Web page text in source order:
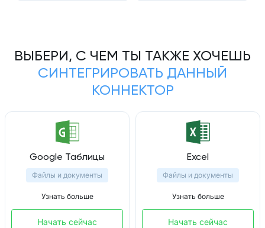
ВЫБЕРИ, С ЧЕМ ТЫ ТАКЖЕ ХОЧЕШЬ
СИНТЕГРИРОВАТЬ ДАННЫЙ
КОННЕКТОР
Google Таблицы
Файлы и документы
Узнать больше
Начать сейчас
Excel
Файлы и документы
Узнать больше
Начать сейчас